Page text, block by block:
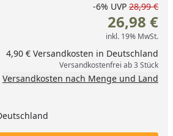
eins erhöhen
-6% UVP 28,99 €
26,98 €
inkl. 19% MwSt.
4,90 € Versandkosten in Deutschland
Versandkostenfrei ab 3 Stück
Versandkosten nach Menge und Land